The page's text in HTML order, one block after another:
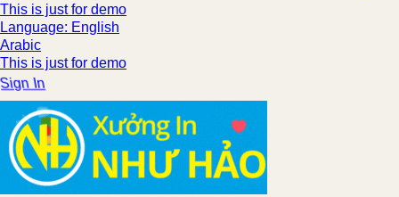
This is just for demo
Language: English
Arabic
This is just for demo
In